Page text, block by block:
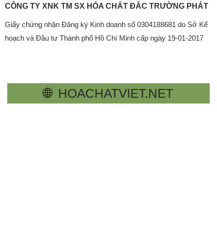
CÔNG TY XNK TM SX HÓA CHẤT ĐẮC TRƯỜNG PHÁT
Giấy chứng nhận Đăng ký Kinh doanh số 0304188681 do Sở Kế
hoạch và Đầu tư Thành phố Hồ Chí Minh cấp ngày 19-01-2017
🌐 HOACHATVIET.NET